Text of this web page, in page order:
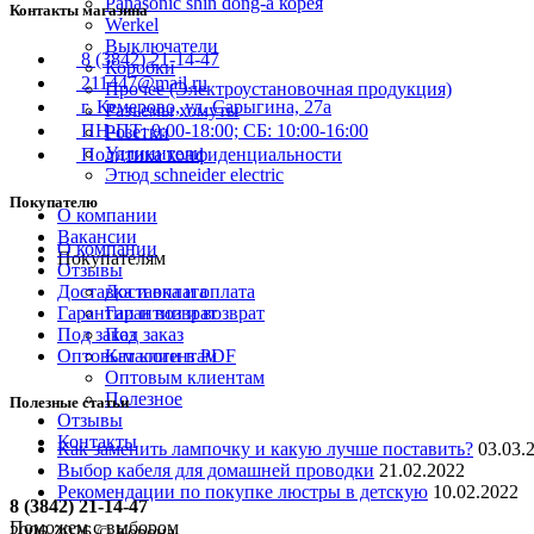
Werkel
Выключатели
Коробки
Прочее (Электроустановочная продукция)
Разъемы хомуты
Розетки
Удлинители
Этюд schneider electric
О компании
Вакансии
Покупателям
Доставка и оплата
Гарантии и возврат
Под заказ
Каталоги в PDF
Оптовым клиентам
Полезное
Отзывы
Контакты
8 (3842) 21-14-47
Поможем с выбором
Контакты магазина
8 (3842) 21-14-47
211447@mail.ru
г. Кемерово, ул. Сарыгина, 27а
ПН-ПТ: 9:00-18:00; СБ: 10:00-16:00
Политика конфиденциальности
Покупателю
О компании
Отзывы
Доставка и оплата
Гарантии и возврат
Под заказ
Оптовым клиентам
Полезные статьи
Как заменить лампочку и какую лучше поставить?
Выбор кабеля для домашней проводки 21.02.2022
Рекомендации по покупке люстры в детскую 10.02.2022